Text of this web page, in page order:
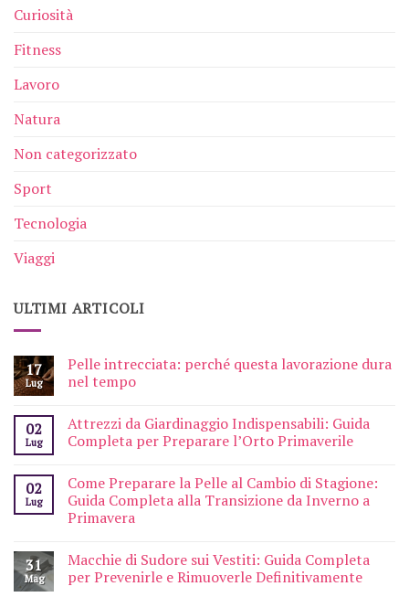
Curiosità
Fitness
Lavoro
Natura
Non categorizzato
Sport
Tecnologia
Viaggi
ULTIMI ARTICOLI
17
Lug
Pelle intrecciata: perché questa lavorazione dura
nel tempo
02
Lug
Attrezzi da Giardinaggio Indispensabili: Guida
Completa per Preparare l’Orto Primaverile
02
Lug
Come Preparare la Pelle al Cambio di Stagione:
Guida Completa alla Transizione da Inverno a
Primavera
31
Mag
Macchie di Sudore sui Vestiti: Guida Completa
per Prevenirle e Rimuoverle Definitivamente